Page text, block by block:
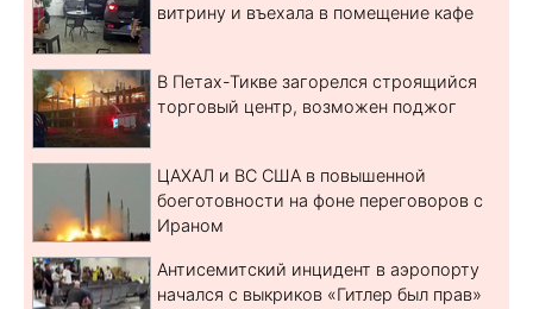
витрину и въехала в помещение кафе
В Петах-Тикве загорелся строящийся
торговый центр, возможен поджог
ЦАХАЛ и ВС США в повышенной
боеготовности на фоне переговоров с
Ираном
Антисемитский инцидент в аэропорту
начался с выкриков «Гитлер был прав»